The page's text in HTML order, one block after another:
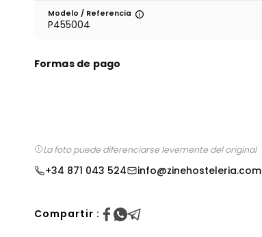
Modelo / Referencia
P455004
Formas de pago
La foto puede diferenciarse levemente del original
+34 871 043 524 info@zinehosteleria.com
Compartir :